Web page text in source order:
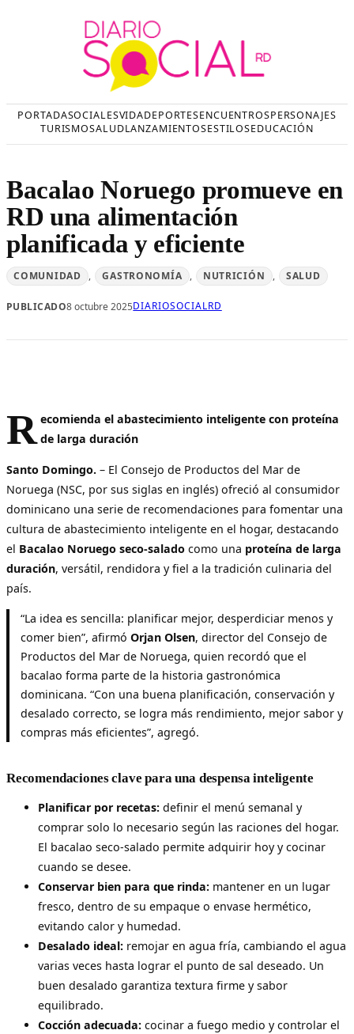
PORTADASOCIALESVIDADEPORTESENCUENTROSPERSONAJES
TURISMOSALUDLANZAMIENTOSESTILOSEDUCACIÓN
Bacalao Noruego promueve en
RD una alimentación
planificada y eficiente
COMUNIDAD , GASTRONOMÍA , NUTRICIÓN , SALUD
PUBLICADO8 octubre 2025DIARIOSOCIALRD
R ecomienda el abastecimiento inteligente con proteína
de larga duración
Santo Domingo. – El Consejo de Productos del Mar de
Noruega (NSC, por sus siglas en inglés) ofreció al consumidor
dominicano una serie de recomendaciones para fomentar una
cultura de abastecimiento inteligente en el hogar, destacando
el Bacalao Noruego seco-salado como una proteína de larga
duración, versátil, rendidora y fiel a la tradición culinaria del
país.
“La idea es sencilla: planificar mejor, desperdiciar menos y
comer bien”, afirmó Orjan Olsen, director del Consejo de
Productos del Mar de Noruega, quien recordó que el
bacalao forma parte de la historia gastronómica
dominicana. “Con una buena planificación, conservación y
desalado correcto, se logra más rendimiento, mejor sabor y
compras más eficientes”, agregó.
Recomendaciones clave para una despensa inteligente
Planificar por recetas: definir el menú semanal y
comprar solo lo necesario según las raciones del hogar.
El bacalao seco-salado permite adquirir hoy y cocinar
cuando se desee.
Conservar bien para que rinda: mantener en un lugar
fresco, dentro de su empaque o envase hermético,
evitando calor y humedad.
Desalado ideal: remojar en agua fría, cambiando el agua
varias veces hasta lograr el punto de sal deseado. Un
buen desalado garantiza textura firme y sabor
equilibrado.
Cocción adecuada: cocinar a fuego medio y controlar el